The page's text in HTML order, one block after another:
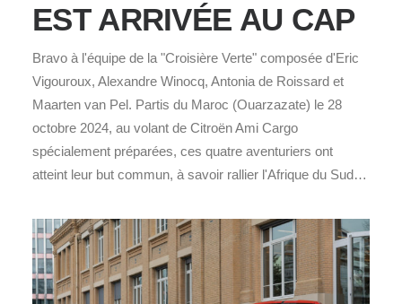
EST ARRIVÉE AU CAP
Bravo à l'équipe de la "Croisière Verte" composée d'Eric
Vigouroux, Alexandre Winocq, Antonia de Roissard et
Maarten van Pel. Partis du Maroc (Ouarzazate) le 28
octobre 2024, au volant de Citroën Ami Cargo
spécialement préparées, ces quatre aventuriers ont
atteint leur but commun, à savoir rallier l'Afrique du Sud…